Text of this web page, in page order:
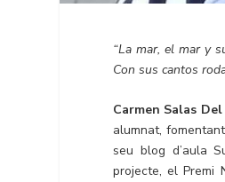
“La mar, el mar y
Con sus cantos
Carmen Salas Del
alumnat,
seu blog d’aula
projecte, el Premi